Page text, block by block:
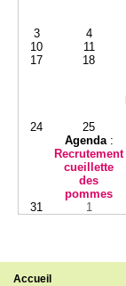
3 4
10
11
17
18
24
25
Agenda:
Recrutement
cueillette
des
pommes
31 1
Accueil